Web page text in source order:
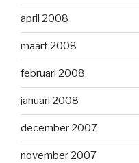
april 2008
maart 2008
februari 2008
januari 2008
december 2007
november 2007